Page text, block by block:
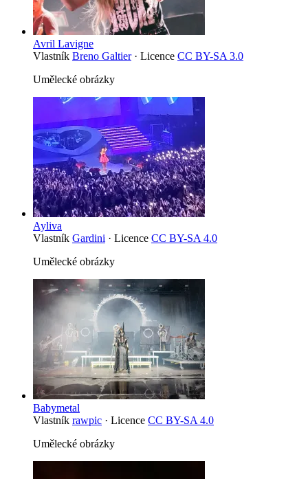
Avril Lavigne
Vlastník Breno Galtier· Licence CC BY-SA 3.0
Umělecké obrázky
Ayliva
Vlastník Gardini · Licence CC BY-SA 4.0
Umělecké obrázky
Babymetal
Vlastník rawpic · Licence CC BY-SA 4.0
Umělecké obrázky